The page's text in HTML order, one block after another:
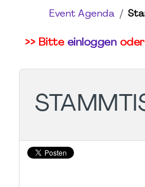
Event Agenda
>> Bitte einloggen oder